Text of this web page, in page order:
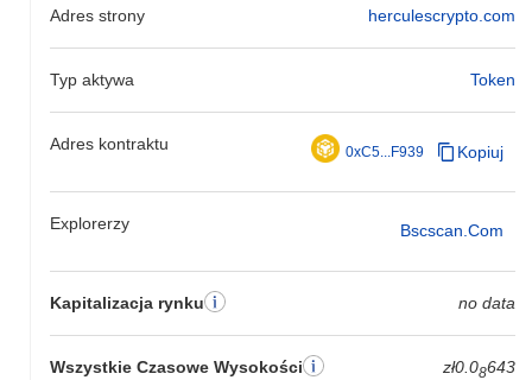
Adres strony herculescrypto.com
Typ aktywa Token
Adres kontraktu 0xC5...F939 Kopiuj
Explorerzy Bscscan.com
Kapitalizacja rynku no data
Wszystkie Czasowe Wysokości zł0.08643